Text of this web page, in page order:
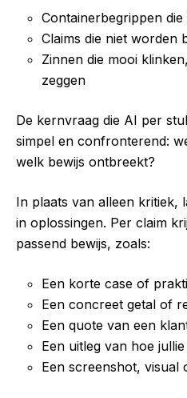
Containerbegrippen
Claims die niet worden
Zinnen die mooi
zeggen
De kernvraag die AI per
simpel en confronterend:
welk bewijs ontbreekt?
In plaats van alleen kritiek,
in oplossingen. Per claim
passend bewijs, zoals:
Een korte case of
Een concreet getal of
Een quote van een
Een uitleg van hoe
Een screenshot, visual